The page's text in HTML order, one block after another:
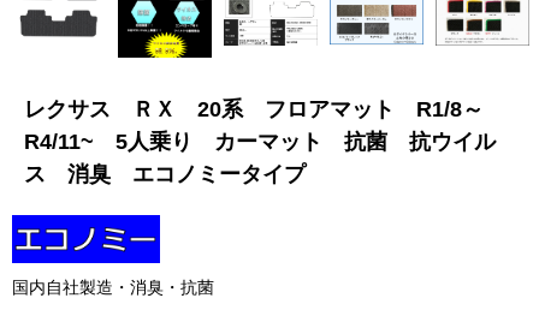
レクサス ＲＸ 20系 フロアマット R1/8～
R4/11~ 5人乗り カーマット 抗菌 抗ウイル
ス 消臭 エコノミータイプ
国内自社製造・消臭・抗菌